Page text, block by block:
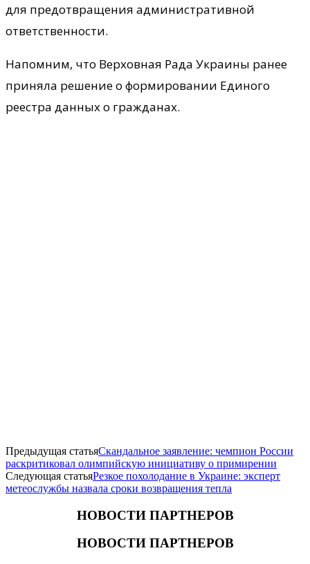
для предотвращения административной
ответственности.
Напомним, что Верховная Рада Украины ранее
приняла решение о формировании Единого
реестра данных о гражданах.
Предыдущая статьяСкандальное заявление: чемпион России
раскритиковал олимпийскую инициативу о примирении
Следующая статьяРезкое похолодание в Украине: эксперт
метеослужбы назвала сроки возвращения тепла
НОВОСТИ ПАРТНЕРОВ
НОВОСТИ ПАРТНЕРОВ